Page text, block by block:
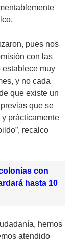
pues nos
con las
establece muy
y no cada
que existe un
que se
prácticamente
recalco
con
hasta 10
hemos
atendido